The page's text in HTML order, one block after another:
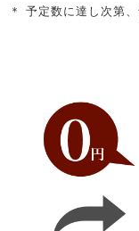
＊ 予定数に達し次第